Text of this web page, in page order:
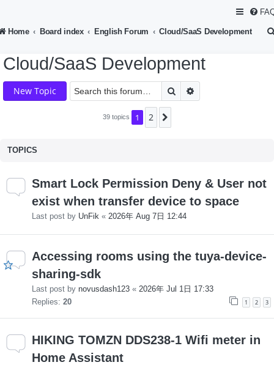
Home Board index English Forum Cloud/SaaS Development
Cloud/SaaS Development
New Topic Search
39 topics 1 2
TOPICS
Smart Lock Permission Deny & User not
exist when transfer device to space
Last post by UnFik « 2026年 Aug 7日 12:44
Accessing rooms using the tuya-device-
sharing-sdk
Last post by novusdash123 « 2026年 Jul 1日 17:33
Replies: 20 1 2 3
HIKING TOMZN DDS238-1 Wifi meter in
Home Assistant